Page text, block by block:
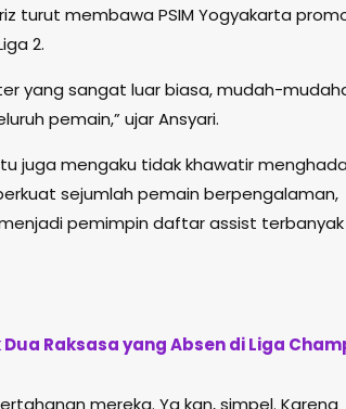
turut membawa PSIM Yogyakarta
2.
yang sangat luar biasa, mudah-
pemain,” ujar Ansyari.
juga mengaku tidak khawatir
sejumlah pemain berpengalaman,
pemimpin daftar assist
Raksasa yang Absen di Liga